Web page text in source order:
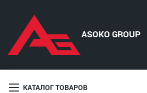
КАТАЛОГ ТОВАРОВ